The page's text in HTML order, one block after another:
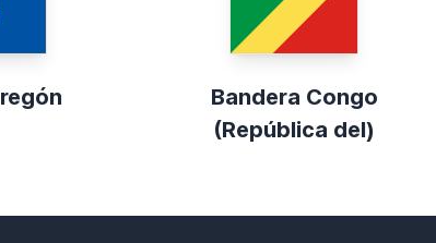
Bandera Congo
(República del)